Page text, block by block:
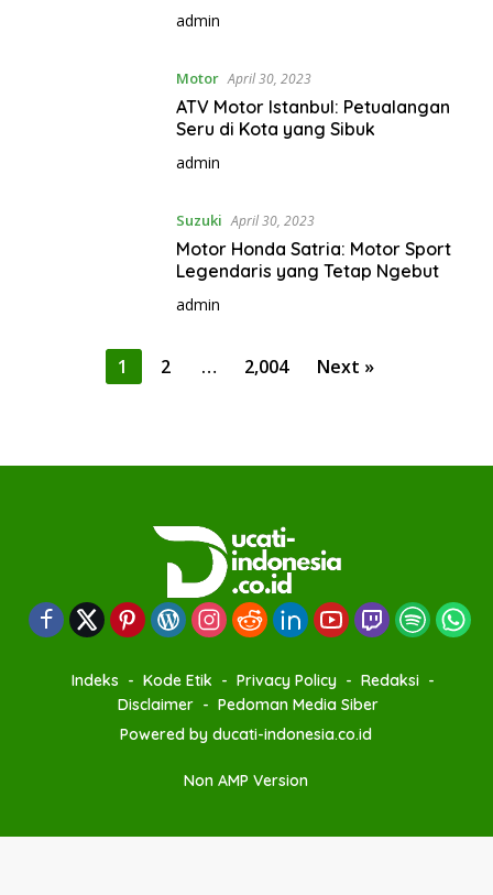
admin
Motor April 30, 2023
ATV Motor Istanbul: Petualangan
Seru di Kota yang Sibuk
admin
Suzuki April 30, 2023
Motor Honda Satria: Motor Sport
Legendaris yang Tetap Ngebut
admin
1 2 … 2,004 Next »
Indeks Kode Etik Privacy Policy
Redaksi
Disclaimer
Pedoman Media Siber
Powered by ducati-indonesia.co.id
Non AMP Version